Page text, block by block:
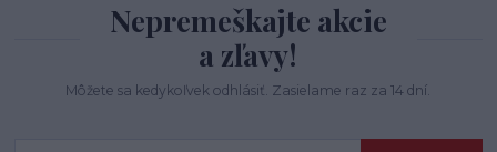
Nepremeškajte akcie
a zľavy!
Môžete sa kedykoľvek odhlásiť. Zasielame raz za 14 dní.